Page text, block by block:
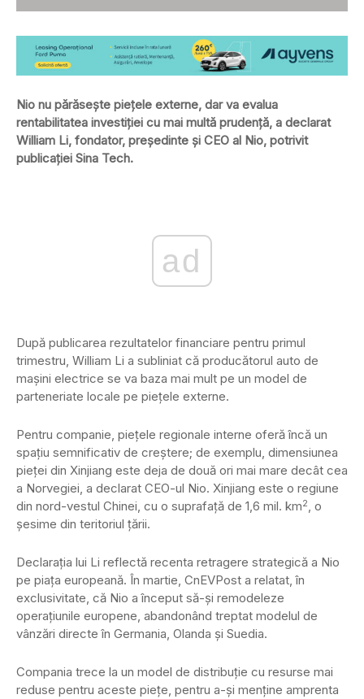
Nio nu părăsește piețele externe, dar va evalua
rentabilitatea investiției cu mai multă prudență, a declarat
William Li, fondator, președinte și CEO al Nio, potrivit
publicației Sina Tech.
ad
După publicarea rezultatelor financiare pentru primul
trimestru, William Li a subliniat că producătorul auto de
mașini electrice se va baza mai mult pe un model de
parteneriate locale pe piețele externe.
Pentru companie, piețele regionale interne oferă încă un
spațiu semnificativ de creștere; de ​​exemplu, dimensiunea
pieței din Xinjiang este deja de două ori mai mare decât cea
a Norvegiei, a declarat CEO-ul Nio. Xinjiang este o regiune
din nord-vestul Chinei, cu o suprafață de 1,6 mil. km2, o
șesime din teritoriul țării.
Declarația lui Li reflectă recenta retragere strategică a Nio
pe piața europeană. În martie, CnEVPost a relatat, în
exclusivitate, că Nio a început să-și remodeleze
operațiunile europene, abandonând treptat modelul de
vânzări directe în Germania, Olanda și Suedia.
Compania trece la un model de distribuție cu resurse mai
reduse pentru aceste piețe, pentru a-și menține amprenta